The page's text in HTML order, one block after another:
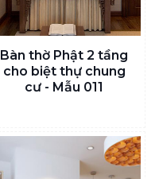
Bàn thờ Phật 2 tầng
cho biệt thự chung
cư - Mẫu 011